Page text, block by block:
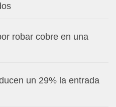
robar cobre en una
un 29% la entrada